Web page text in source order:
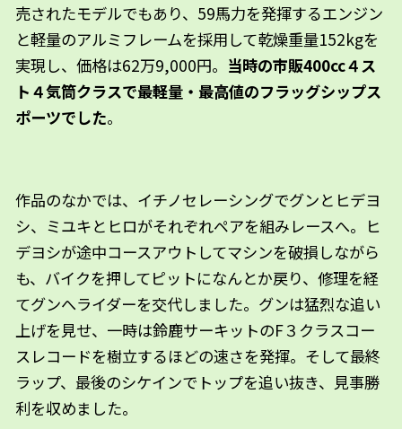
売されたモデルでもあり、59馬力を発揮するエンジン
と軽量のアルミフレームを採用して乾燥重量152kgを
実現し、価格は62万9,000円。 当時の市販400cc４ス
ト４気筒クラスで最軽量・最高値のフラッグシップス
ポーツでした。
作品のなかでは、イチノセレーシングでグンとヒデヨ
シ、ミユキとヒロがそれぞれペアを組みレースへ。ヒ
デヨシが途中コースアウトしてマシンを破損しながら
も、バイクを押してピットになんとか戻り、修理を経
てグンへライダーを交代しました。グンは猛烈な追い
上げを見せ、一時は鈴鹿サーキットのF３クラスコー
スレコードを樹立するほどの速さを発揮。そして最終
ラップ、最後のシケインでトップを追い抜き、見事勝
利を収めました。